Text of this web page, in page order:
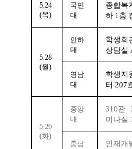
5.24
(목)
국민
대
종합복
하 1층
5.28
(월)
인하
대
학생회
상담실
영남
대
학생지
터 207
5.29
(화)
중앙
대
310관
미나실
충남
인재개